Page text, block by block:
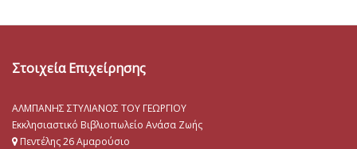
Στοιχεία Επιχείρησης
ΑΛΜΠΑΝΗΣ ΣΤΥΛΙΑΝΟΣ ΤΟΥ ΓΕΩΡΓΙΟΥ
Εκκλησιαστικό Βιβλιοπωλείο Ανάσα Ζωής
Πεντέλης 26 Αμαρούσιο